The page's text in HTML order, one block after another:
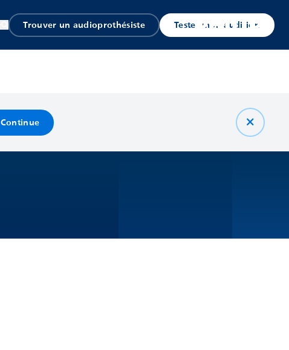
Trouver un audioprothésiste Tester mon audition
Continue